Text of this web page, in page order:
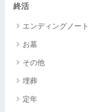
終活
エンディングノート
お墓
その他
埋葬
定年